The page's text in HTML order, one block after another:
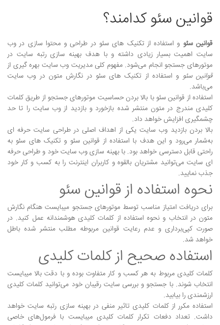
بیشتر
قوانین سئو کدامند؟
قوانین سئو و استفاده از تکنیک های سئو در طراحی و محتوا سازی در وب
سایت اهمیت بسیار زیادی داشته و با هدف بهینه سازی رتبه سایت در
موتورهای جستجو انجام می‌شود. مفهوم کلی مدیریت وب سایت بهره گیری از
قوانین سئو و استفاده از تکنیک های سئو در نگارش متون در وب سایت
می‌باشد.
استفاده از قوانین سئو با بالا بردن حساسیت موتورهای جستجو از طریق کلمات
کلیدی مندرج در متون منتشر شده بازخورد و بازدید از وب سایت را تا حد
چشمگیری افزایش خواهد داد.
بالا بردن بازدید وب سایت یکی از اهداف اصلی در طراحی سایت حرفه ای
به‌شمار می‌رود و این هدف با استفاده از قوانین سئو و تکنیک های سئو به
راحتی قابل دسترسی خواهد بود. با بهینه سازی وب سایت خود و طراحی حرفه
ای سایت می‌توانید مشتریان بالقوه و کاربران اینترنت را به کسب و کار خود
جذب نمایید.
نحوه استفاده از قوانین سئو
برای دریافت امتیاز مناسب توسط موتورهای جستجو میبایست هنگام نگارش
متون در انتخاب و نحوه استفاده از کلمات کلیدی هوشمندانه عمل کنید. در
صورت کپی‌برداری و عدم رعایت قوانین مربوطه مطلب منتشر شده باطل
خواهد شد.
استفاده صحیح از کلمات کلیدی
کلمات کلیدی مربوط به هر کسب و کار متفاوت بوده و با دقت بالا میبایست
انتخاب شوند. با جستجو و بررسی سایت رقیبان خود می‌توانید کلمات کلیدی
ارزشمندی را بیابید.
استفاده مکرر از کلمات کلیدی تاثیر منفی در بهینه سازی رتبه سایت خواهد
داشت. تعداد دفعات تکرار کلمات کلیدی میبایست با فرمول‌های خاصی